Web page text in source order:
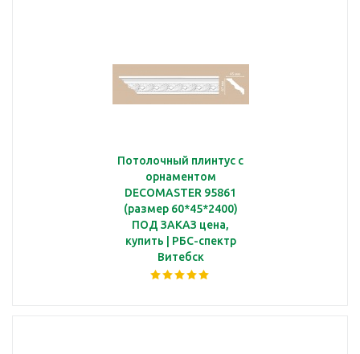
Потолочный плинтус с
орнаментом
DECOMASTER 95861
(размер 60*45*2400)
ПОД ЗАКАЗ цена,
купить | РБС-спектр
Витебск